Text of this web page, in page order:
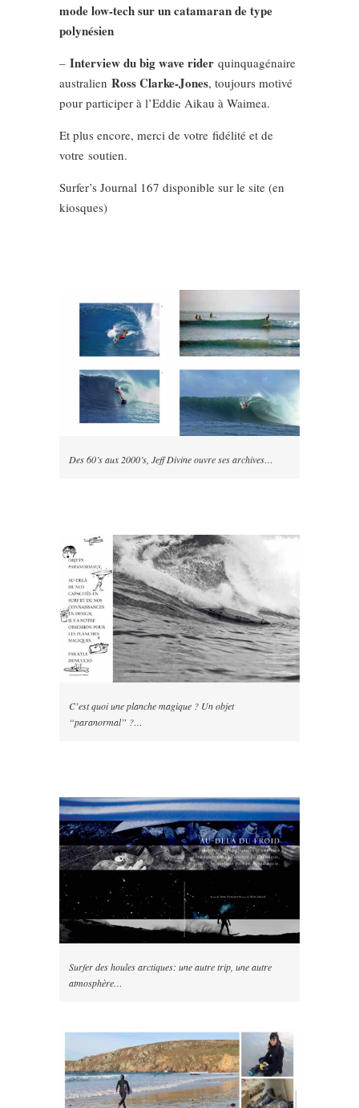
mode low-tech sur un catamaran de type
polynésien
– Interview du big wave rider quinquagénaire
australien Ross Clarke-Jones, toujours motivé
pour participer à l’Eddie Aikau à Waimea.
Et plus encore, merci de votre fidélité et de
votre soutien.
Surfer’s Journal 167 disponible sur le site (en
kiosques)
Des 60’s aux 2000’s, Jeff Divine ouvre ses archives…
C’est quoi une planche magique ? Un objet
“paranormal” ?…
Surfer des houles arctiques: une autre trip, une autre
atmosphère…